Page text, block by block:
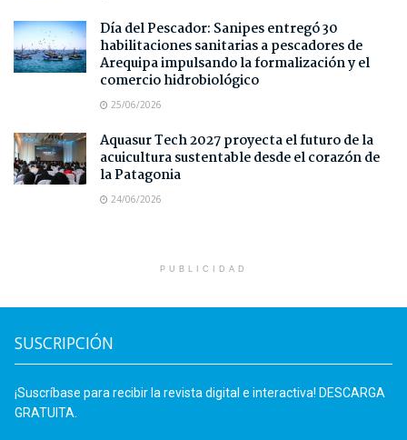
Día del Pescador: Sanipes entregó 30
habilitaciones sanitarias a pescadores de
Arequipa impulsando la formalización y el
comercio hidrobiológico
25/06/2026
Aquasur Tech 2027 proyecta el futuro de la
acuicultura sustentable desde el corazón de
la Patagonia
24/06/2026
PUBLICIDAD
SUSCRIPCIÓN
¡Suscríbase para recibir la revista digital e interactiva! DESCARGA
GRATUITA.